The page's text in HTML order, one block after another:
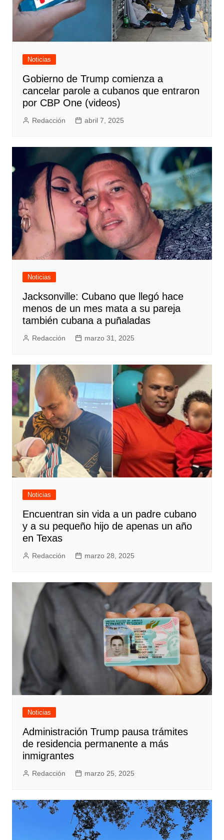
Noticias
Gobierno de Trump comienza a
cancelar parole a cubanos que entraron
por CBP One (videos)
Redacción abril 7, 2025
Noticias
Jacksonville: Cubano que llegó hace
menos de un mes mata a su pareja
también cubana a puñaladas
Redacción marzo 31, 2025
Noticias
Encuentran sin vida a un padre cubano
y a su pequeño hijo de apenas un año
en Texas
Redacción marzo 28, 2025
Noticias
Administración Trump pausa trámites
de residencia permanente a más
inmigrantes
Redacción marzo 25, 2025